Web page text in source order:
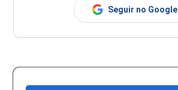
Seguir no Google